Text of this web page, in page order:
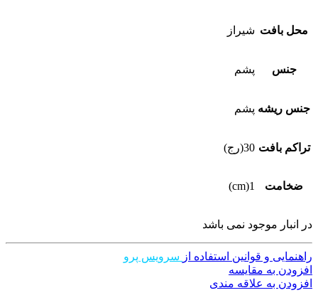
محل بافت شیراز
جنس پشم
جنس ریشه پشم
تراکم بافت 30(رج)
ضخامت 1(cm)
در انبار موجود نمی باشد
راهنمایی و قوانین استفاده از سرویس پرو
افزودن به مقایسه
افزودن به علاقه مندی